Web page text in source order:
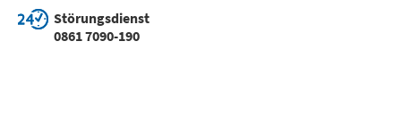
Störungsdienst
0861 7090-190